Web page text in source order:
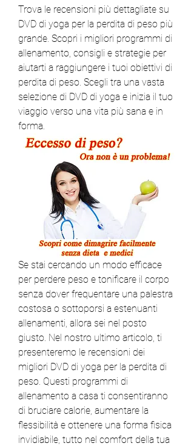
Trova le recensioni più dettagliate su
DVD di yoga per la perdita di peso più
grande. Scopri i migliori programmi di
allenamento, consigli e strategie per
aiutarti a raggiungere i tuoi obiettivi di
perdita di peso. Scegli tra una vasta
selezione di DVD di yoga e inizia il tuo
viaggio verso una vita più sana e in
forma.
Se stai cercando un modo efficace
per perdere peso e tonificare il corpo
senza dover frequentare una palestra
costosa o sottoporsi a estenuanti
allenamenti, allora sei nel posto
giusto. Nel nostro ultimo articolo, ti
presenteremo le recensioni dei
migliori DVD di yoga per la perdita di
peso. Questi programmi di
allenamento a casa ti consentiranno
di bruciare calorie, aumentare la
flessibilità e ottenere una forma fisica
invidiabile, tutto nel comfort della tua